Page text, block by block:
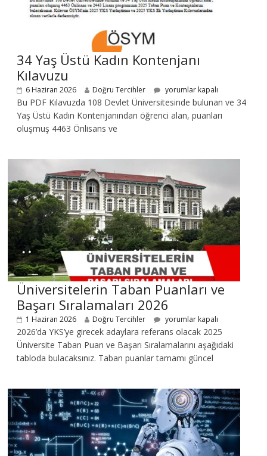
34 Yaş Üstü Kadın Kontenjanı
Kılavuzu
6 Haziran 2026 Doğru Tercihler yorumlar kapalı
Bu PDF Kılavuzda 108 Devlet Üniversitesinde bulunan ve 34
Yaş Üstü Kadın Kontenjanından öğrenci alan, puanları
oluşmuş 4463 Önlisans ve
Üniversitelerin Taban Puanları ve
Başarı Sıralamaları 2026
1 Haziran 2026 Doğru Tercihler yorumlar kapalı
2026’da YKS’ye girecek adaylara referans olacak 2025
Üniversite Taban Puan ve Başarı Sıralamalarını aşağıdaki
tabloda bulacaksınız. Taban puanlar tamamı güncel